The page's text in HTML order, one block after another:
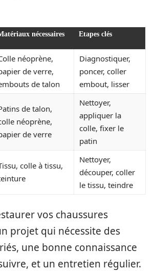
nécessaires Etapes clés
néoprène,
de verre,
de talon
Diagnostiquer,
poncer, coller
embout, lisser
de talon,
néoprène,
de verre
Nettoyer,
appliquer la
colle, fixer le
patin
colle à tissu,
Nettoyer,
découper, coller
le tissu, teindre
vos chaussures
projet qui nécessite des
une bonne connaissance
et un entretien régulier.